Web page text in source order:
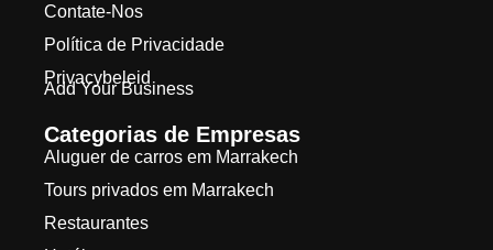
Contate-Nos
Política de Privacidade
Privacybeleid
Add Your Business
Categorias de Empresas
Aluguer de carros em Marrakech
Tours privados em Marrakech
Restaurantes